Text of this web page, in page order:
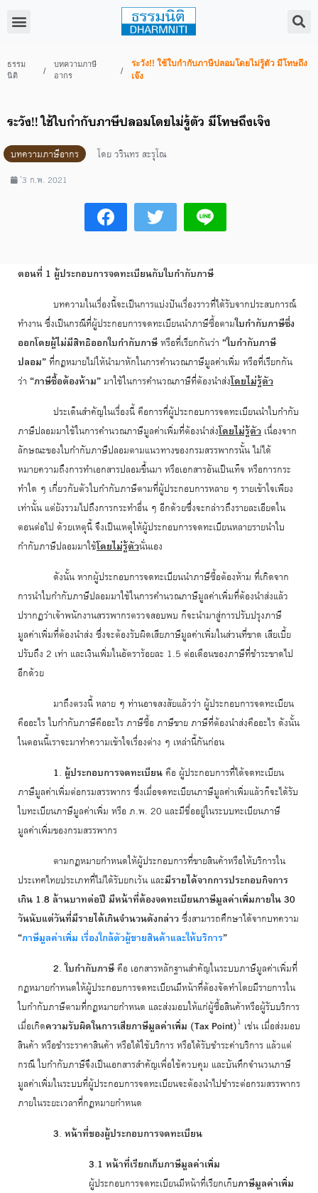
ธรรม
นิติ
/
บทความภาษี
อากร
/
ระวัง!! ใช้ใบกำกับภาษีปลอมโดยไม่รู้ตัว มีโทษถึง
เจ๊ง
ระวัง!! ใช้ใบกำกับภาษีปลอมโดยไม่รู้ตัว มีโทษถึงเจ๊ง
บทความภาษีอากร โดยวรินทร สะรุโณ
่3 ก.พ. 2021
ตอนที่ 1 ผู้ประกอบการจดทะเบียนกับใบกำกับภาษี
บทความในเรื่องนี้จะเป็นการแบ่งปันเรื่องราวที่ได้รับจากประสบการณ์
ทำงาน ซึ่งเป็นกรณีที่ผู้ประกอบการจดทะเบียนนำภาษีซื้อตามใบกำกับภาษีซึ่ง
ออกโดยผู้ไม่มีสิทธิออกใบกำกับภาษีหรือที่เรียกกันว่า “ใบกำกับภาษี
ปลอม”ที่กฎหมายไม่ให้นำมาหักในการคำนวณภาษีมูลค่าเพิ่ม หรือที่เรียกกัน
ว่า “ภาษีซื้อต้องห้าม”มาใช้ในการคำนวณภาษีที่ต้องนำส่งโดยไม่รู้ตัว
ประเด็นสำคัญในเรื่องนี้ คือการที่ผู้ประกอบการจดทะเบียนนำใบกำกับ
ภาษีปลอมมาใช้ในการคำนวณภาษีมูลค่าเพิ่มที่ต้องนำส่งโดยไม่รู้ตัว เนื่องจาก
ลักษณะของใบกำกับภาษีปลอมตามแนวทางของกรมสรรพากรนั้น ไม่ได้
หมายความถึงการทำเอกสารปลอมขึ้นมา หรือเอกสารอันเป็นเท็จ หรือการกระ
ทำใด ๆ เกี่ยวกับตัวใบกำกับภาษีตามที่ผู้ประกอบการหลาย ๆ รายเข้าใจเพียง
เท่านั้น แต่ยังรวมไปถึงการกระทำอื่น ๆ อีกด้วยซึ่งจะกล่าวถึงรายละเอียดใน
ตอนต่อไป ด้วยเหตุนี้ จึงเป็นเหตุให้ผู้ประกอบการจดทะเบียนหลายรายนำใบ
กำกับภาษีปลอมมาใช้โดยไม่รู้ตัวนั่นเอง
ดังนั้น หากผู้ประกอบการจดทะเบียนนำภาษีซื้อต้องห้าม ที่เกิดจาก
การนำใบกำกับภาษีปลอมมาใช้ในการคำนวณภาษีมูลค่าเพิ่มที่ต้องนำส่งแล้ว
ปรากฏว่าเจ้าพนักงานสรรพากรตรวจสอบพบ ก็จะนำมาสู่การปรับปรุงภาษี
มูลค่าเพิ่มที่ต้องนำส่ง ซึ่งจะต้องรับผิดเสียภาษีมูลค่าเพิ่มในส่วนที่ขาด เสียเบี้ย
ปรับถึง 2 เท่า และเงินเพิ่มในอัตราร้อยละ 1.5 ต่อเดือนของภาษีที่ชำระขาดไป
อีกด้วย
มาถึงตรงนี้ หลาย ๆ ท่านอาจสงสัยแล้วว่า ผู้ประกอบการจดทะเบียน
คืออะไร ใบกำกับภาษีคืออะไร ภาษีซื้อ ภาษีขาย ภาษีที่ต้องนำส่งคืออะไร ดังนั้น
ในตอนนี้เราจะมาทำความเข้าใจเรื่องต่าง ๆ เหล่านี้กันก่อน
1. ผู้ประกอบการจดทะเบียนคือ ผู้ประกอบการที่ได้จดทะเบียน
ภาษีมูลค่าเพิ่มต่อกรมสรรพากร ซึ่งเมื่อจดทะเบียนภาษีมูลค่าเพิ่มแล้วก็จะได้รับ
ใบทะเบียนภาษีมูลค่าเพิ่ม หรือ ภ.พ. 20 และมีชื่ออยู่ในระบบทะเบียนภาษี
มูลค่าเพิ่มของกรมสรรพากร
ตามกฎหมายกำหนดให้ผู้ประกอบการที่ขายสินค้าหรือให้บริการใน
ประเทศไทยประเภทที่ไม่ได้รับยกเว้น และมีรายได้จากการประกอบกิจการ
เกิน 1.8 ล้านบาทต่อปี มีหน้าที่ต้องจดทะเบียนภาษีมูลค่าเพิ่มภายใน 30
วันนับแต่วันที่มีรายได้เกินจำนวนดังกล่าวซึ่งสามารถศึกษาได้จากบทความ
“ภาษีมูลค่าเพิ่ม เรื่องใกล้ตัวผู้ขายสินค้าและให้บริการ”
2. ใบกำกับภาษีคือ เอกสารหลักฐานสำคัญในระบบภาษีมูลค่าเพิ่มที่
กฎหมายกำหนดให้ผู้ประกอบการจดทะเบียนมีหน้าที่ต้องจัดทำโดยมีรายการใน
ใบกำกับภาษีตามที่กฎหมายกำหนด และส่งมอบให้แก่ผู้ซื้อสินค้าหรือผู้รับบริการ
เมื่อเกิดความรับผิดในการเสียภาษีมูลค่าเพิ่ม (Tax Point)1 เช่น เมื่อส่งมอบ
สินค้า หรือชำระราคาสินค้า หรือได้ใช้บริการ หรือได้รับชำระค่าบริการ แล้วแต่
กรณี ใบกำกับภาษีจึงเป็นเอกสารสำคัญเพื่อใช้ควบคุม และบันทึกจำนวนภาษี
มูลค่าเพิ่มในระบบที่ผู้ประกอบการจดทะเบียนจะต้องนำไปชำระต่อกรมสรรพากร
ภายในระยะเวลาที่กฎหมายกำหนด
3. หน้าที่ของผู้ประกอบการจดทะเบียน
3.1 หน้าที่เรียกเก็บภาษีมูลค่าเพิ่ม
ผู้ประกอบการจดทะเบียนมีหน้าที่เรียกเก็บภาษีมูลค่าเพิ่ม